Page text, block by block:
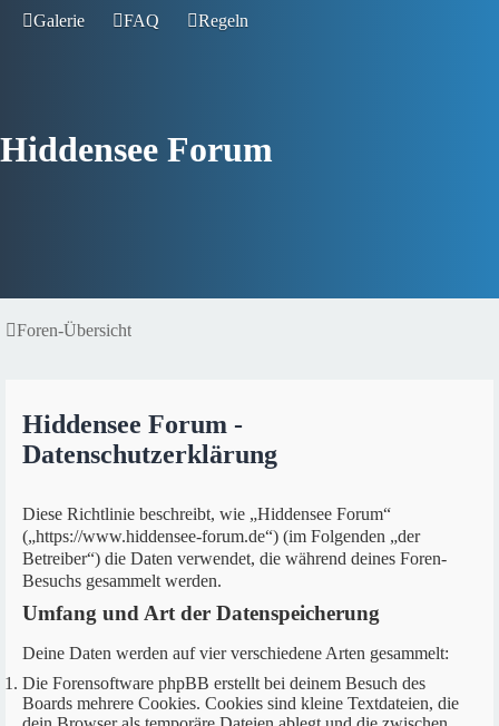
Galerie FAQ Regeln
Hiddensee Forum
Foren-Übersicht
Hiddensee Forum -
Datenschutzerklärung
Diese Richtlinie beschreibt, wie „Hiddensee Forum“
(„https://www.hiddensee-forum.de“) (im Folgenden „der
Betreiber“) die Daten verwendet, die während deines Foren-
Besuchs gesammelt werden.
Umfang und Art der Datenspeicherung
Deine Daten werden auf vier verschiedene Arten gesammelt:
Die Forensoftware phpBB erstellt bei deinem Besuch des
Boards mehrere Cookies. Cookies sind kleine Textdateien, die